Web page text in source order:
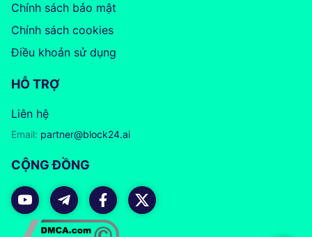
Chính sách bảo mật
Chính sách cookies
Điều khoản sử dụng
HỖ TRỢ
Liên hệ
Email: partner@block24.ai
CỘNG ĐỒNG